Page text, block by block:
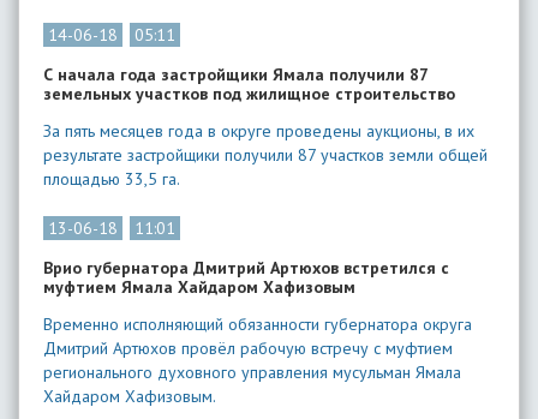
14-06-18
05:11
С начала года застройщики Ямала получили 87
земельных участков под жилищное строительство
За пять месяцев года в округе проведены аукционы, в их
результате застройщики получили 87 участков земли общей
площадью 33,5 га.
13-06-18
11:01
Врио губернатора Дмитрий Артюхов встретился с
муфтием Ямала Хайдаром Хафизовым
Временно исполняющий обязанности губернатора округа
Дмитрий Артюхов провёл рабочую встречу с муфтием
регионального духовного управления мусульман Ямала
Хайдаром Хафизовым.